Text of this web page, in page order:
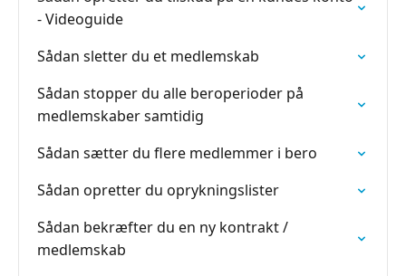
- Videoguide
Sådan sletter du et medlemskab
Sådan stopper du alle beroperioder på
medlemskaber samtidig
Sådan sætter du flere medlemmer i bero
Sådan opretter du oprykningslister
Sådan bekræfter du en ny kontrakt /
medlemskab